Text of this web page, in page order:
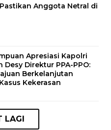
Anggota Netral di
Apresiasi Kapolri
Desy Direktur PPA-PPO:
Berkelanjutan
Kekerasan